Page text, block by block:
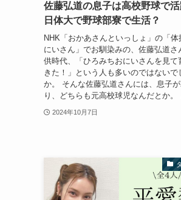
佐藤弘道の息子は高校野球で活
日体大で野球部寮で生活？
NHK「おかあさんといっしょ」の「体
にいさん」でお馴染みの、佐藤弘道さ
供時代、「ひろみちおにいさんを見て
きた！」という人も多いのではないで
か。 そんな佐藤弘道さんには、息子
り、どちらも元高校球児なんだとか。
2024年10月7日